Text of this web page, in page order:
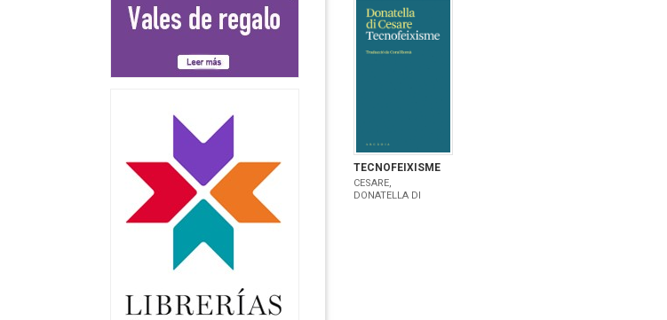
TECNOFEIXISME
CESARE,
DONATELLA DI